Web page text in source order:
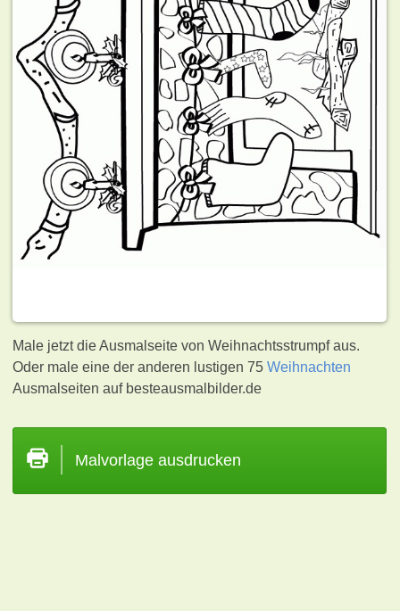
Male jetzt die Ausmalseite von Weihnachtsstrumpf aus.
Oder male eine der anderen lustigen 75Weihnachten
Ausmalseiten auf besteausmalbilder.de
Malvorlage ausdrucken